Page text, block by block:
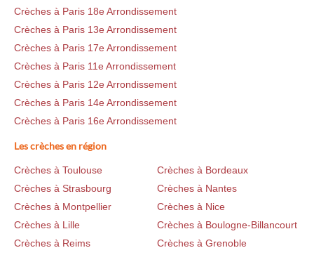
Crèches à Paris 18e Arrondissement
Crèches à Paris 13e Arrondissement
Crèches à Paris 17e Arrondissement
Crèches à Paris 11e Arrondissement
Crèches à Paris 12e Arrondissement
Crèches à Paris 14e Arrondissement
Crèches à Paris 16e Arrondissement
Les crèches en région
Crèches à Toulouse
Crèches à Bordeaux
Crèches à Strasbourg
Crèches à Nantes
Crèches à Montpellier
Crèches à Nice
Crèches à Lille
Crèches à Boulogne-Billancourt
Crèches à Reims
Crèches à Grenoble